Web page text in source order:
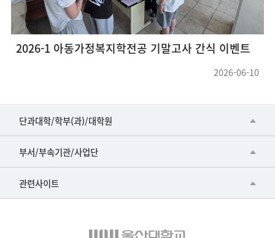
2026-1 아동가정복지학전공 기말고사 간식 이벤트
2026-06-10
단과대학/학부(과)/대학원
■인문대학
▷국어국문학부
▷일본어·일본학과
▷프랑스어·프랑스학과
부서/부속기관/사업단
공동기기센터
공학교육혁신센터
관련사이트
건강가정지원센터
교수협의회